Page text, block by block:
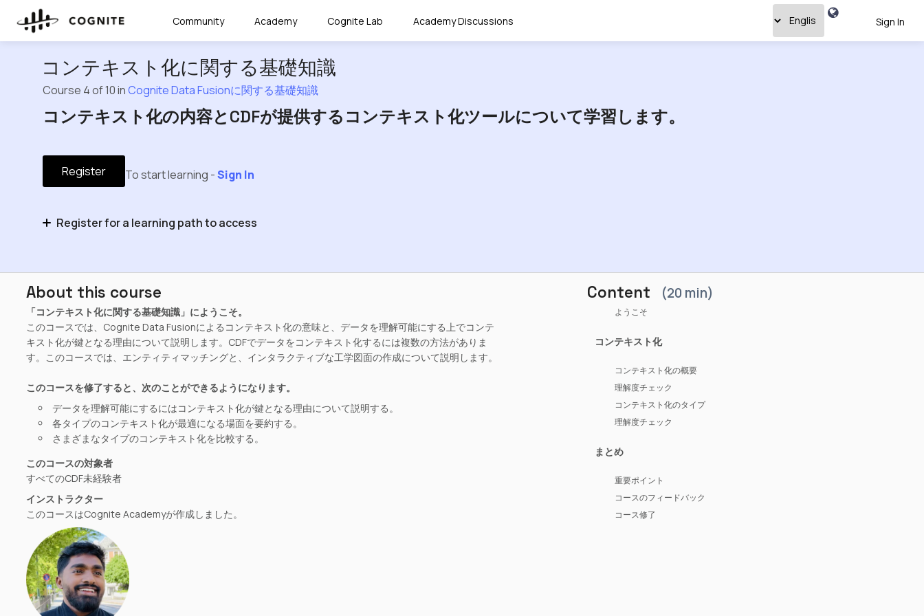
Community Academy Cognite Lab Academy Discussions Sign In
コンテキスト化に関する基礎知識
Course 4 of 10 inCognite Data Fusionに関する基礎知識
コンテキスト化の内容とCDFが提供するコンテキスト化ツールについて学習します。
Register To start learning -Sign In
Register for a learning path to access
About this course
「コンテキスト化に関する基礎知識」にようこそ。
このコースでは、Cognite Data Fusionによるコンテキスト化の意味と、データを理解可能にする上でコンテ
キスト化が鍵となる理由について説明します。CDFでデータをコンテキスト化するには複数の方法がありま
す。このコースでは、エンティティマッチングと、インタラクティブな工学図面の作成について説明します。
このコースを修了すると、次のことができるようになります。
データを理解可能にするにはコンテキスト化が鍵となる理由について説明する。
各タイプのコンテキスト化が最適になる場面を要約する。
さまざまなタイプのコンテキスト化を比較する。
このコースの対象者
すべてのCDF未経験者
インストラクター
このコースはCognite Academyが作成しました。
Content 20 min
ようこそ
コンテキスト化
コンテキスト化の概要
理解度チェック
コンテキスト化のタイプ
理解度チェック
まとめ
重要ポイント
コースのフィードバック
コース修了